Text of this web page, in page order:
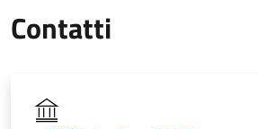
Contatti